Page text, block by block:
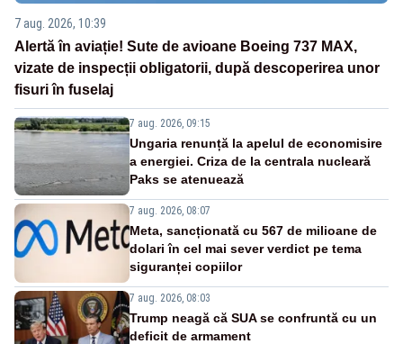
7 aug. 2026, 10:39
Alertă în aviație! Sute de avioane Boeing 737 MAX,
vizate de inspecții obligatorii, după descoperirea unor
fisuri în fuselaj
7 aug. 2026, 09:15
Ungaria renunță la apelul de economisire
a energiei. Criza de la centrala nucleară
Paks se atenuează
7 aug. 2026, 08:07
Meta, sancționată cu 567 de milioane de
dolari în cel mai sever verdict pe tema
siguranței copiilor
7 aug. 2026, 08:03
Trump neagă că SUA se confruntă cu un
deficit de armament